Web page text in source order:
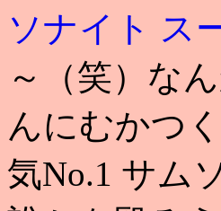
ソナイト ス
～（笑）な
んにむかつ
気No.1 サム